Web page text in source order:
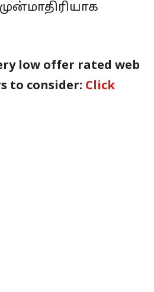
low offer rated web
to consider: Click